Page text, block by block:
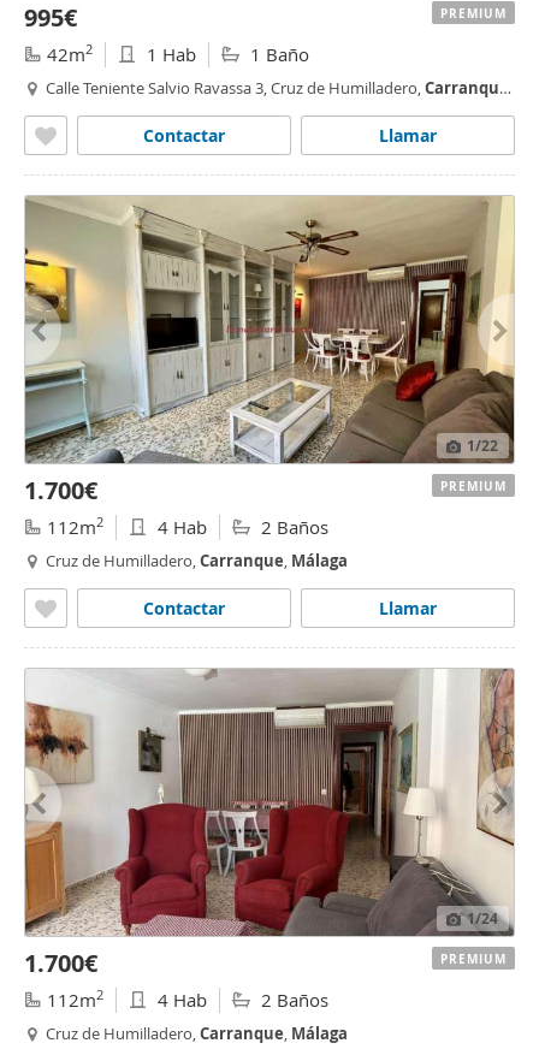
995€
42m2 1 Hab 1 Baño
Calle Teniente Salvio Ravassa 3, Cruz de Humilladero,Carranque,
Llamar
Contactar
PREMIUM
1/22
1.700€
112m2 4 Hab 2 Baños
Cruz de Humilladero,Carranque, Málaga
Llamar
Contactar
PREMIUM
1/24
1.700€
112m2 4 Hab 2 Baños
Cruz de Humilladero,Carranque, Málaga
PREMIUM